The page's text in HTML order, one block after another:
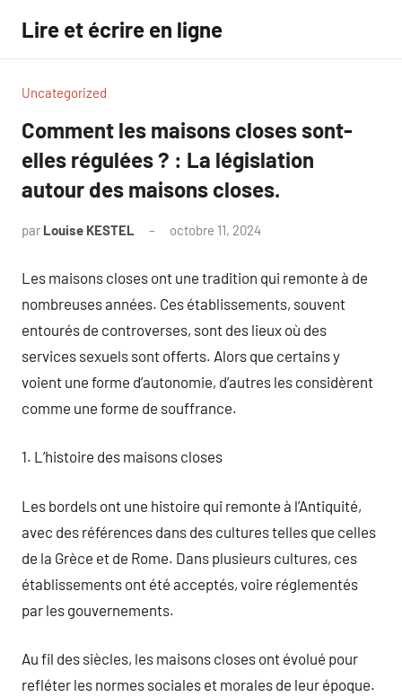
contenu
Lire et écrire en ligne
Uncategorized
Comment les maisons closes sont-
elles régulées ? : La législation
autour des maisons closes.
par Louise KESTEL octobre 11, 2024
Les maisons closes ont une tradition qui remonte à de
nombreuses années. Ces établissements, souvent
entourés de controverses, sont des lieux où des
services sexuels sont offerts. Alors que certains y
voient une forme d’autonomie, d’autres les considèrent
comme une forme de souffrance.
1. L’histoire des maisons closes
Les bordels ont une histoire qui remonte à l’Antiquité,
avec des références dans des cultures telles que celles
de la Grèce et de Rome. Dans plusieurs cultures, ces
établissements ont été acceptés, voire réglementés
par les gouvernements.
Au fil des siècles, les maisons closes ont évolué pour
refléter les normes sociales et morales de leur époque.